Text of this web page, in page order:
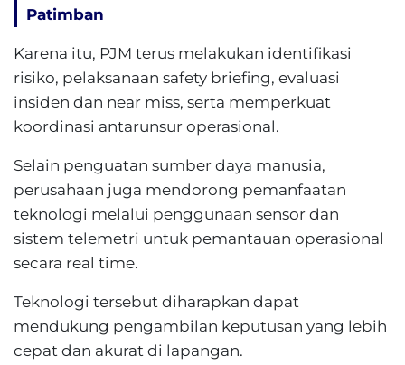
Patimban
Karena itu, PJM terus melakukan identifikasi
risiko, pelaksanaan safety briefing, evaluasi
insiden dan near miss, serta memperkuat
koordinasi antarunsur operasional.
Selain penguatan sumber daya manusia,
perusahaan juga mendorong pemanfaatan
teknologi melalui penggunaan sensor dan
sistem telemetri untuk pemantauan operasional
secara real time.
Teknologi tersebut diharapkan dapat
mendukung pengambilan keputusan yang lebih
cepat dan akurat di lapangan.